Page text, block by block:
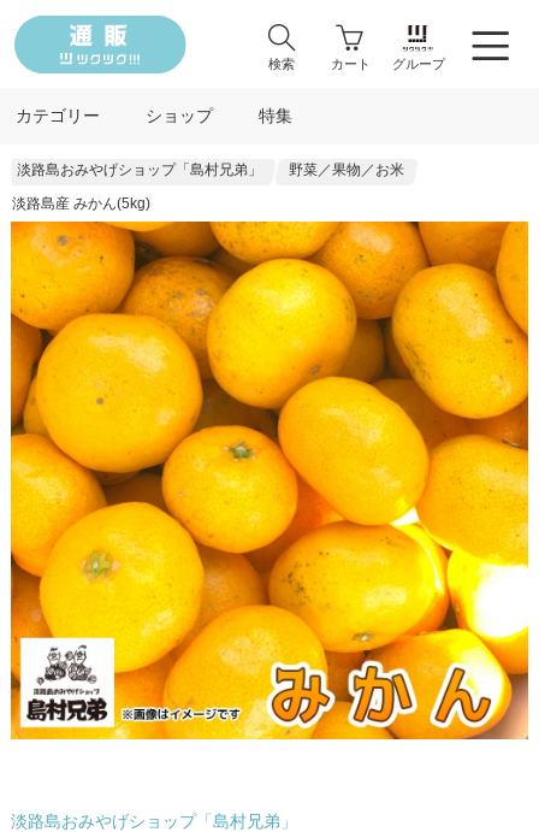
検索 カート グループ
カテゴリー ショップ 特集
淡路島おみやげショップ「島村兄弟」
野菜／果物／お米
淡路島産 みかん(5kg)
淡路島おみやげショップ「島村兄弟」